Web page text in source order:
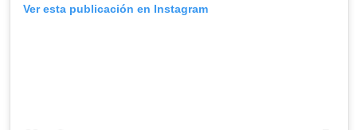
Ver esta publicación en Instagram